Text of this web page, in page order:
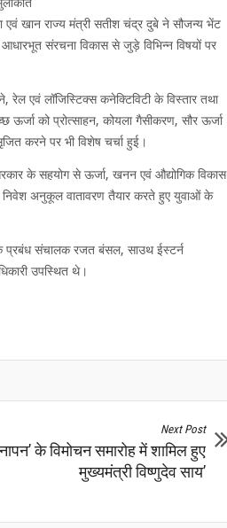
एवं खान राज्य मंत्री सतीश चंद्र दुबे ने सौजन्य भेंट
संरचना विकास से जुड़े विभिन्न विषयों पर
रेल एवं लॉजिस्टिक्स कनेक्टिविटी के विस्तार तथा
ऊर्जा को प्रोत्साहन, कोयला गैसीकरण, सौर ऊर्जा
करने पर भी विशेष चर्चा हुई।
के सहयोग से ऊर्जा, खनन एवं औद्योगिक विकास
निवेश अनुकूल वातावरण तैयार करते हुए युवाओं के
प्रबंध संचालक रजत बंसल, साउथ ईस्टर्न
उपस्थित थे।
Next Post
के विमोचन समारोह में शामिल हुए
मुख्यमंत्री विष्णुदेव साय’